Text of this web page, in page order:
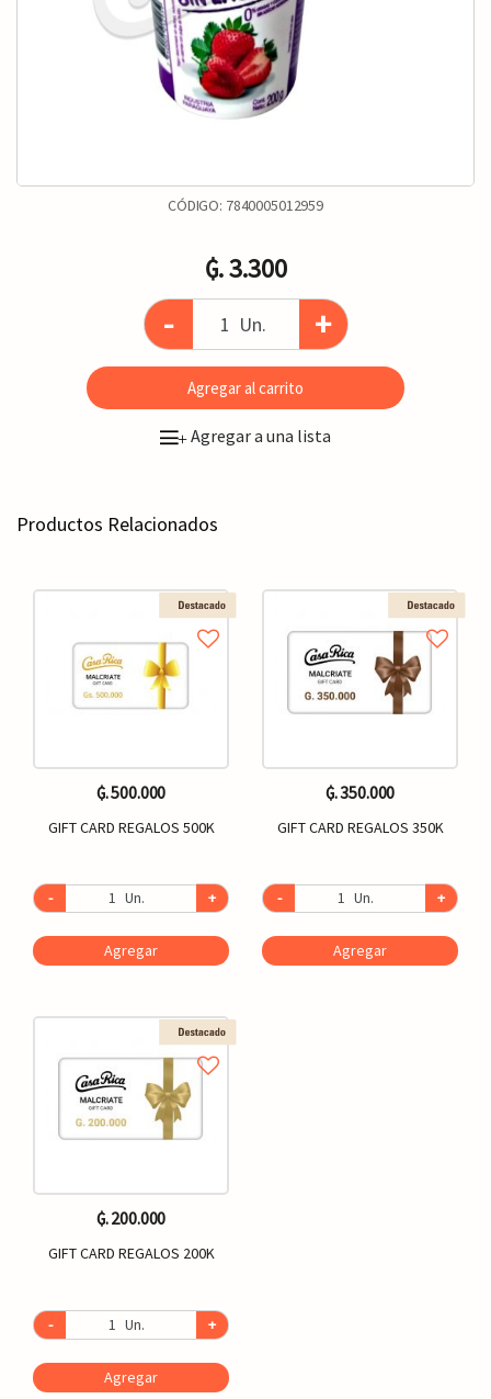
CÓDIGO: 7840005012959
₲. 3.300
- Un. +
Agregar al carrito
+Agregar a una lista
Productos Relacionados
₲. 500.000
GIFT CARD REGALOS 500K
- Un. +
Agregar
₲. 200.000
GIFT CARD REGALOS 200K
- Un. +
Agregar
₲. 350.000
GIFT CARD REGALOS 350K
- Un. +
Agregar